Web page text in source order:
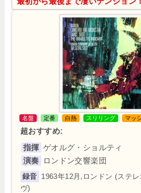
名盤 定番 白熱 スリリング マッ
超おすすめ:
指揮 ゲオルグ・ショルティ
演奏
ロンドン交響楽団
1963年12月,ロンドン (ステ
ヴ)